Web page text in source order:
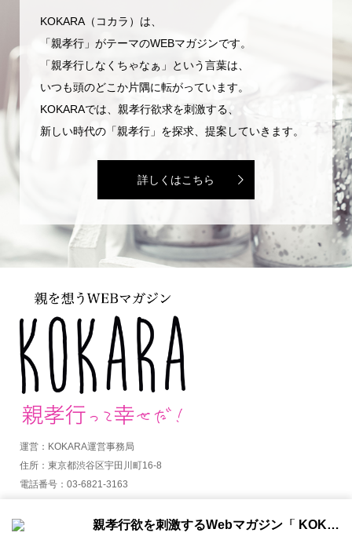
KOKARA（コカラ）は、
「親孝行」がテーマのWEBマガジンです。
「親孝行しなくちゃなぁ」という言葉は、
いつも頭のどこか片隅に転がっています。
KOKARAでは、親孝行欲求を刺激する、
新しい時代の「親孝行」を探求、提案していきます。
詳しくはこちら
運営：KOKARA運営事務局
住所：東京都渋谷区宇田川町16-8
電話番号：03-6821-3163
親孝行欲を刺激するWebマガジン「 KOKARA（コカラ）」から通知を受け取る